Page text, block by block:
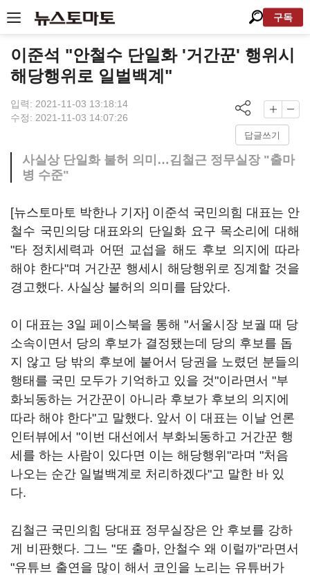
구독
이준석 "안철수 단일화 '거간꾼' 행위시
해당행위로 일벌백계"
입력: 2021-11-03 13:18:14
수정: 2021-11-03 14:07:26
답글쓰기
사실상 단일화 불허 의미…김철근 정무실장 "출마
병 수준"
[뉴스토마토 박한나 기자] 이준석 국민의힘 대표는 안
철수 국민의당 대표와의 단일화 요구 목소리에 대해
"타 정치세력과 어떤 교섭을 해도 후보 의지에 따라
해야 한다"며 거간꾼 행세시 해당행위로 징계할 것을
경고했다. 사실상 불허의 의미를 담았다.
이 대표는 3일 페이스북을 통해 "서울시장 보궐 때 당
소속이면서 당의 후보가 결정됐는데 당의 후보를 돕
지 않고 당 밖의 후보에 붙어서 당권을 노렸던 분들의
행태를 국민 모두가 기억하고 있을 것"이라면서 "부
화뇌동하는 거간꾼이 아니라 후보가 후보의 의지에
따라 해야 한다"고 말했다. 앞서 이 대표는 이날 언론
인터뷰에서 "이번 대선에서 부화뇌동하고 거간꾼 행
세를 하는 사람이 있다면 이는 해당행위"라며 "처음
나오는 순간 일벌백계로 처리하겠다"고 말한 바 있
다.
김철근 국민의힘 당대표 정무실장은 안 후보를 강하
게 비판했다. 그느 "또 출마, 안철수 왜 이럴까"라면서
"유튜브 출연을 많이 해서 코인을 노리는 유튜버가